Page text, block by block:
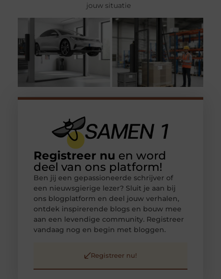
jouw situatie
Registreer nu en word
deel van ons platform!
Ben jij een gepassioneerde schrijver of
een nieuwsgierige lezer? Sluit je aan bij
ons blogplatform en deel jouw verhalen,
ontdek inspirerende blogs en bouw mee
aan een levendige community. Registreer
vandaag nog en begin met bloggen.
Registreer nu!